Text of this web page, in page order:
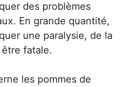
des problèmes
En grande quantité,
une paralysie, de la
fatale.
les pommes de